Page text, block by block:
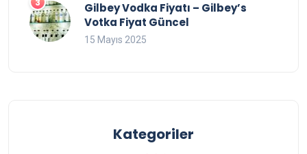
Gilbey Vodka Fiyatı – Gilbey’s
Votka Fiyat Güncel
15 Mayıs 2025
Kategoriler